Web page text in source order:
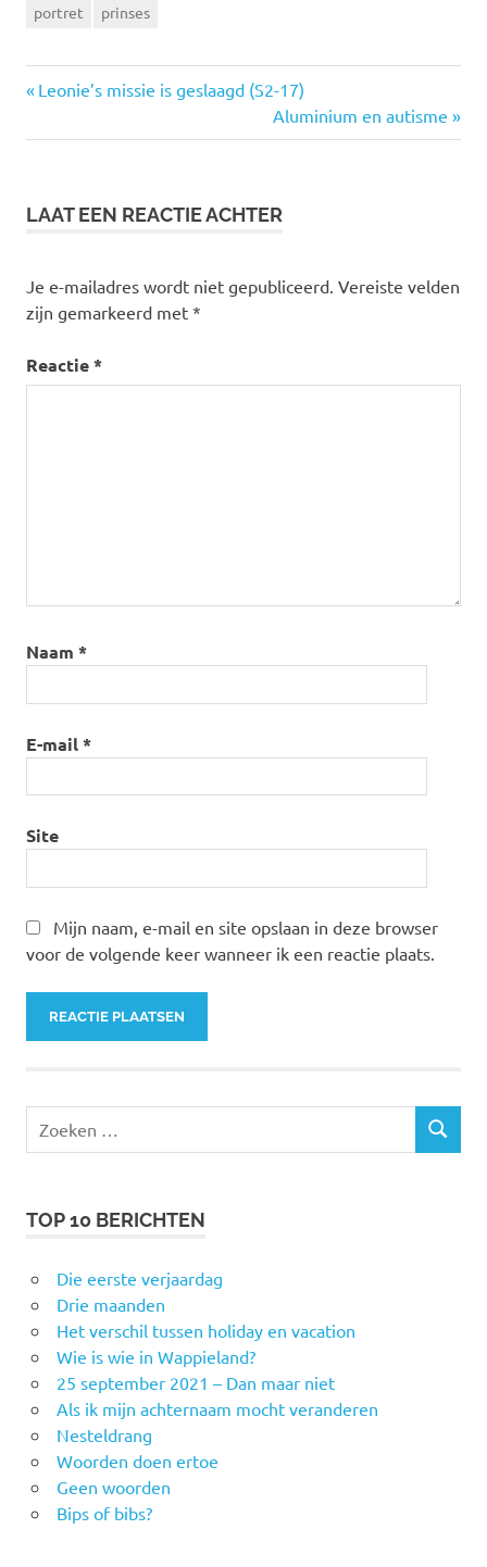
portret prinses
Bericht
navigatie
Vorige
Leonie’s missie is geslaagd (S2-17)
Volgende
bericht:
Aluminium en autisme
LAAT EEN REACTIE ACHTER
Je e-mailadres wordt niet gepubliceerd. Vereiste velden
zijn gemarkeerd met *
Reactie*
Naam *
E-mail*
Site
Mijn naam, e-mail en site opslaan in deze browser
voor de volgende keer wanneer ik een reactie plaats.
naar:
ZOEKEN
TOP 10 BERICHTEN
Die eerste verjaardag
Drie maanden
Het verschil tussen holiday en vacation
Wie is wie in Wappieland?
25 september 2021 – Dan maar niet
Als ik mijn achternaam mocht veranderen
Nesteldrang
Woorden doen ertoe
Geen woorden
Bips of bibs?